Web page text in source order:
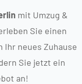
mit Umzug &
Sie einen
neues Zuhause
Sie jetzt ein
an!